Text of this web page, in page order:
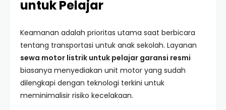
untuk Pelajar
Keamanan adalah prioritas utama saat berbicara
tentang transportasi untuk anak sekolah. Layanan
sewa motor listrik untuk pelajar garansi resmi
biasanya menyediakan unit motor yang sudah
dilengkapi dengan teknologi terkini untuk
meminimalisir risiko kecelakaan.